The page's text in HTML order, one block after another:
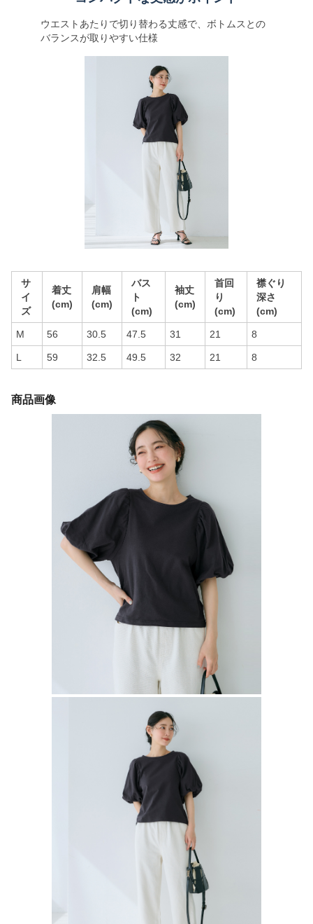
ウエストあたりで切り替わる丈感で、ボトムスとの
バランスが取りやすい仕様
サ
イ
ズ
着丈
(cm)
肩幅
(cm)
バス
ト
(cm)
袖丈
(cm)
首回
り
(cm)
襟ぐり
深さ
(cm)
M 56 30.5 47.5 31 21 8
L 59 32.5 49.5 32 21 8
商品画像